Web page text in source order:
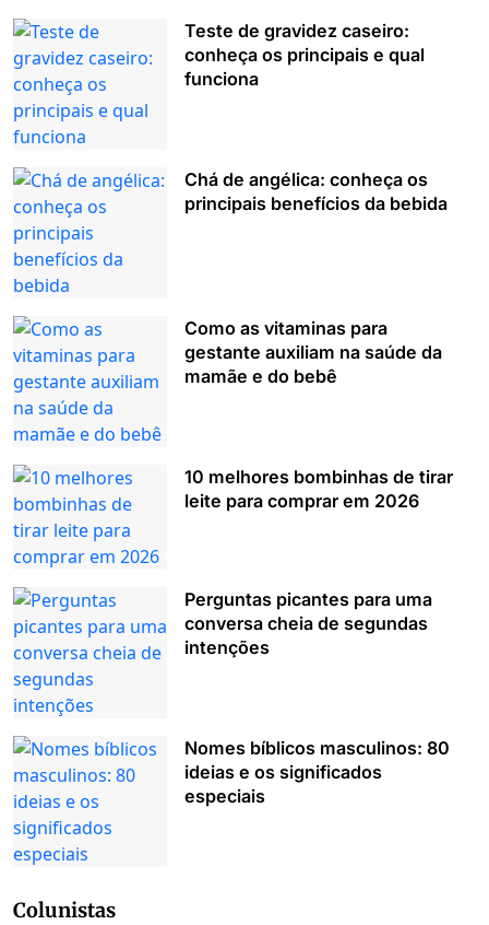
Teste de gravidez caseiro:
conheça os principais e qual
funciona
Chá de angélica: conheça os
principais benefícios da bebida
Como as vitaminas para
gestante auxiliam na saúde da
mamãe e do bebê
10 melhores bombinhas de tirar
leite para comprar em 2026
Perguntas picantes para uma
conversa cheia de segundas
intenções
Nomes bíblicos masculinos: 80
ideias e os significados
especiais
Colunistas